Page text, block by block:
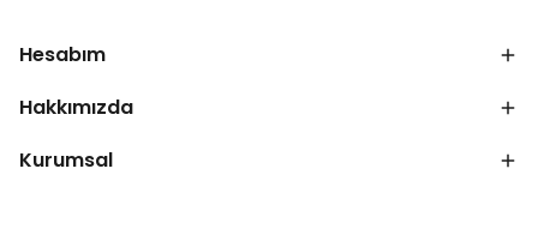
Hesabım
Hakkımızda
Kurumsal